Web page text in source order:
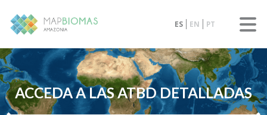
ES EN PT
ACCEDA A LAS ATBD DETALLADAS